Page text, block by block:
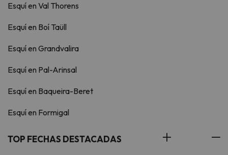
Esquí en Val Thorens
Esquí en Boí Taüll
Esquí en Grandvalira
Esquí en Pal-Arinsal
Esquí en Baqueira-Beret
Esquí en Formigal
TOP FECHAS DESTACADAS